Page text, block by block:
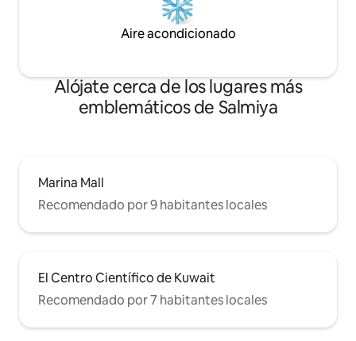
Aire acondicionado
Alójate cerca de los lugares más
emblemáticos de Salmiya
Marina Mall
Recomendado por 9 habitantes locales
El Centro Científico de Kuwait
Recomendado por 7 habitantes locales